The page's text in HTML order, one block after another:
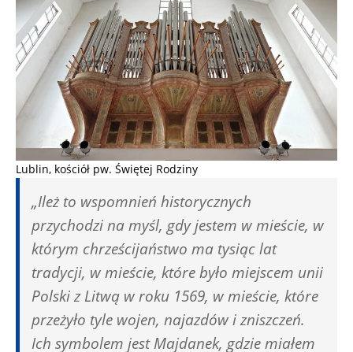
Lublin, kościół pw. Świętej Rodziny
„Ileż to wspomnień historycznych
przychodzi na myśl, gdy jestem w mieście, w
którym chrześcijaństwo ma tysiąc lat
tradycji, w mieście, które było miejscem unii
Polski z Litwą w roku 1569, w mieście, które
przeżyło tyle wojen, najazdów i zniszczeń.
Ich symbolem jest Majdanek, gdzie miałem